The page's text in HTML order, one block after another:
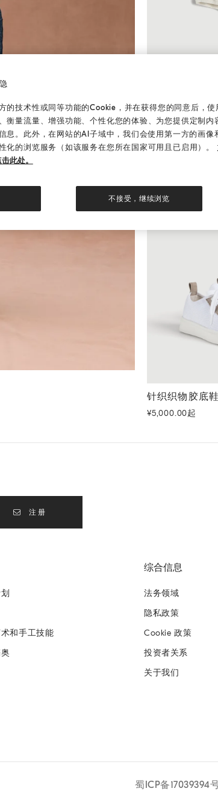
针织短裤 巴拿
针织短裤
¥3,220.00起
针织织物胶底鞋
针织织物胶底鞋
¥5,000.00起
注册
和手工技能
综合信息
法务领域
隐私政策
Cookie 政策
投资者关系
关于我们
蜀ICP备17039394
的技术性或同等功能的Cookie，并在获得您的同意后，
衡量流量、增强功能、个性化您的体验、为您提供定制
息。此外，在网站的AI子域中，我们会使用第一方的画
化的浏览服务（如该服务在您所在国家可用且已启用）。
此处。
不接受，继续浏览